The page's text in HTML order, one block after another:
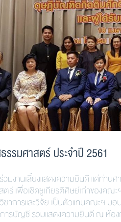
รรมศาสตร์ ประจำปี 2561
งานเลี้ยงแสดงความยินดี แด่ท่านศา
ร์ เพื่อเชิดชูเกียรติศิษย์เก่าของคณ
าการและวิจัย เป็นตัวแทนคณะฯ มอ
ารบัญชี ร่วมแสดงความยินดี ณ ห้อง